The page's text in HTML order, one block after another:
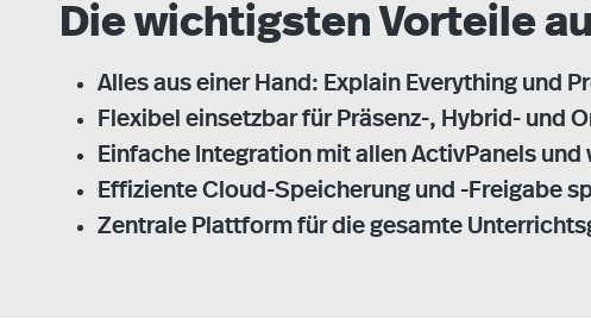
Die wichtigsten Vorteile
Alles aus einer Hand: Explain Everything und
Flexibel einsetzbar für Präsenz-, Hybrid- und
Einfache Integration mit allen ActivPanels
Effiziente Cloud-Speicherung und -Freigabe
Zentrale Plattform für die gesamte